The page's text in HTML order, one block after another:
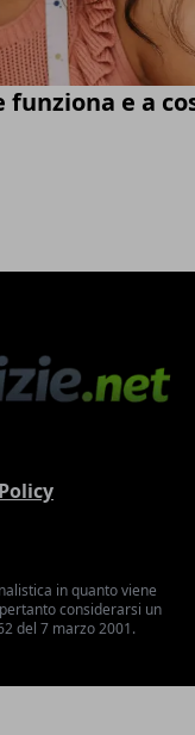
e a
in quanto viene
considerarsi un
del 7 marzo 2001.